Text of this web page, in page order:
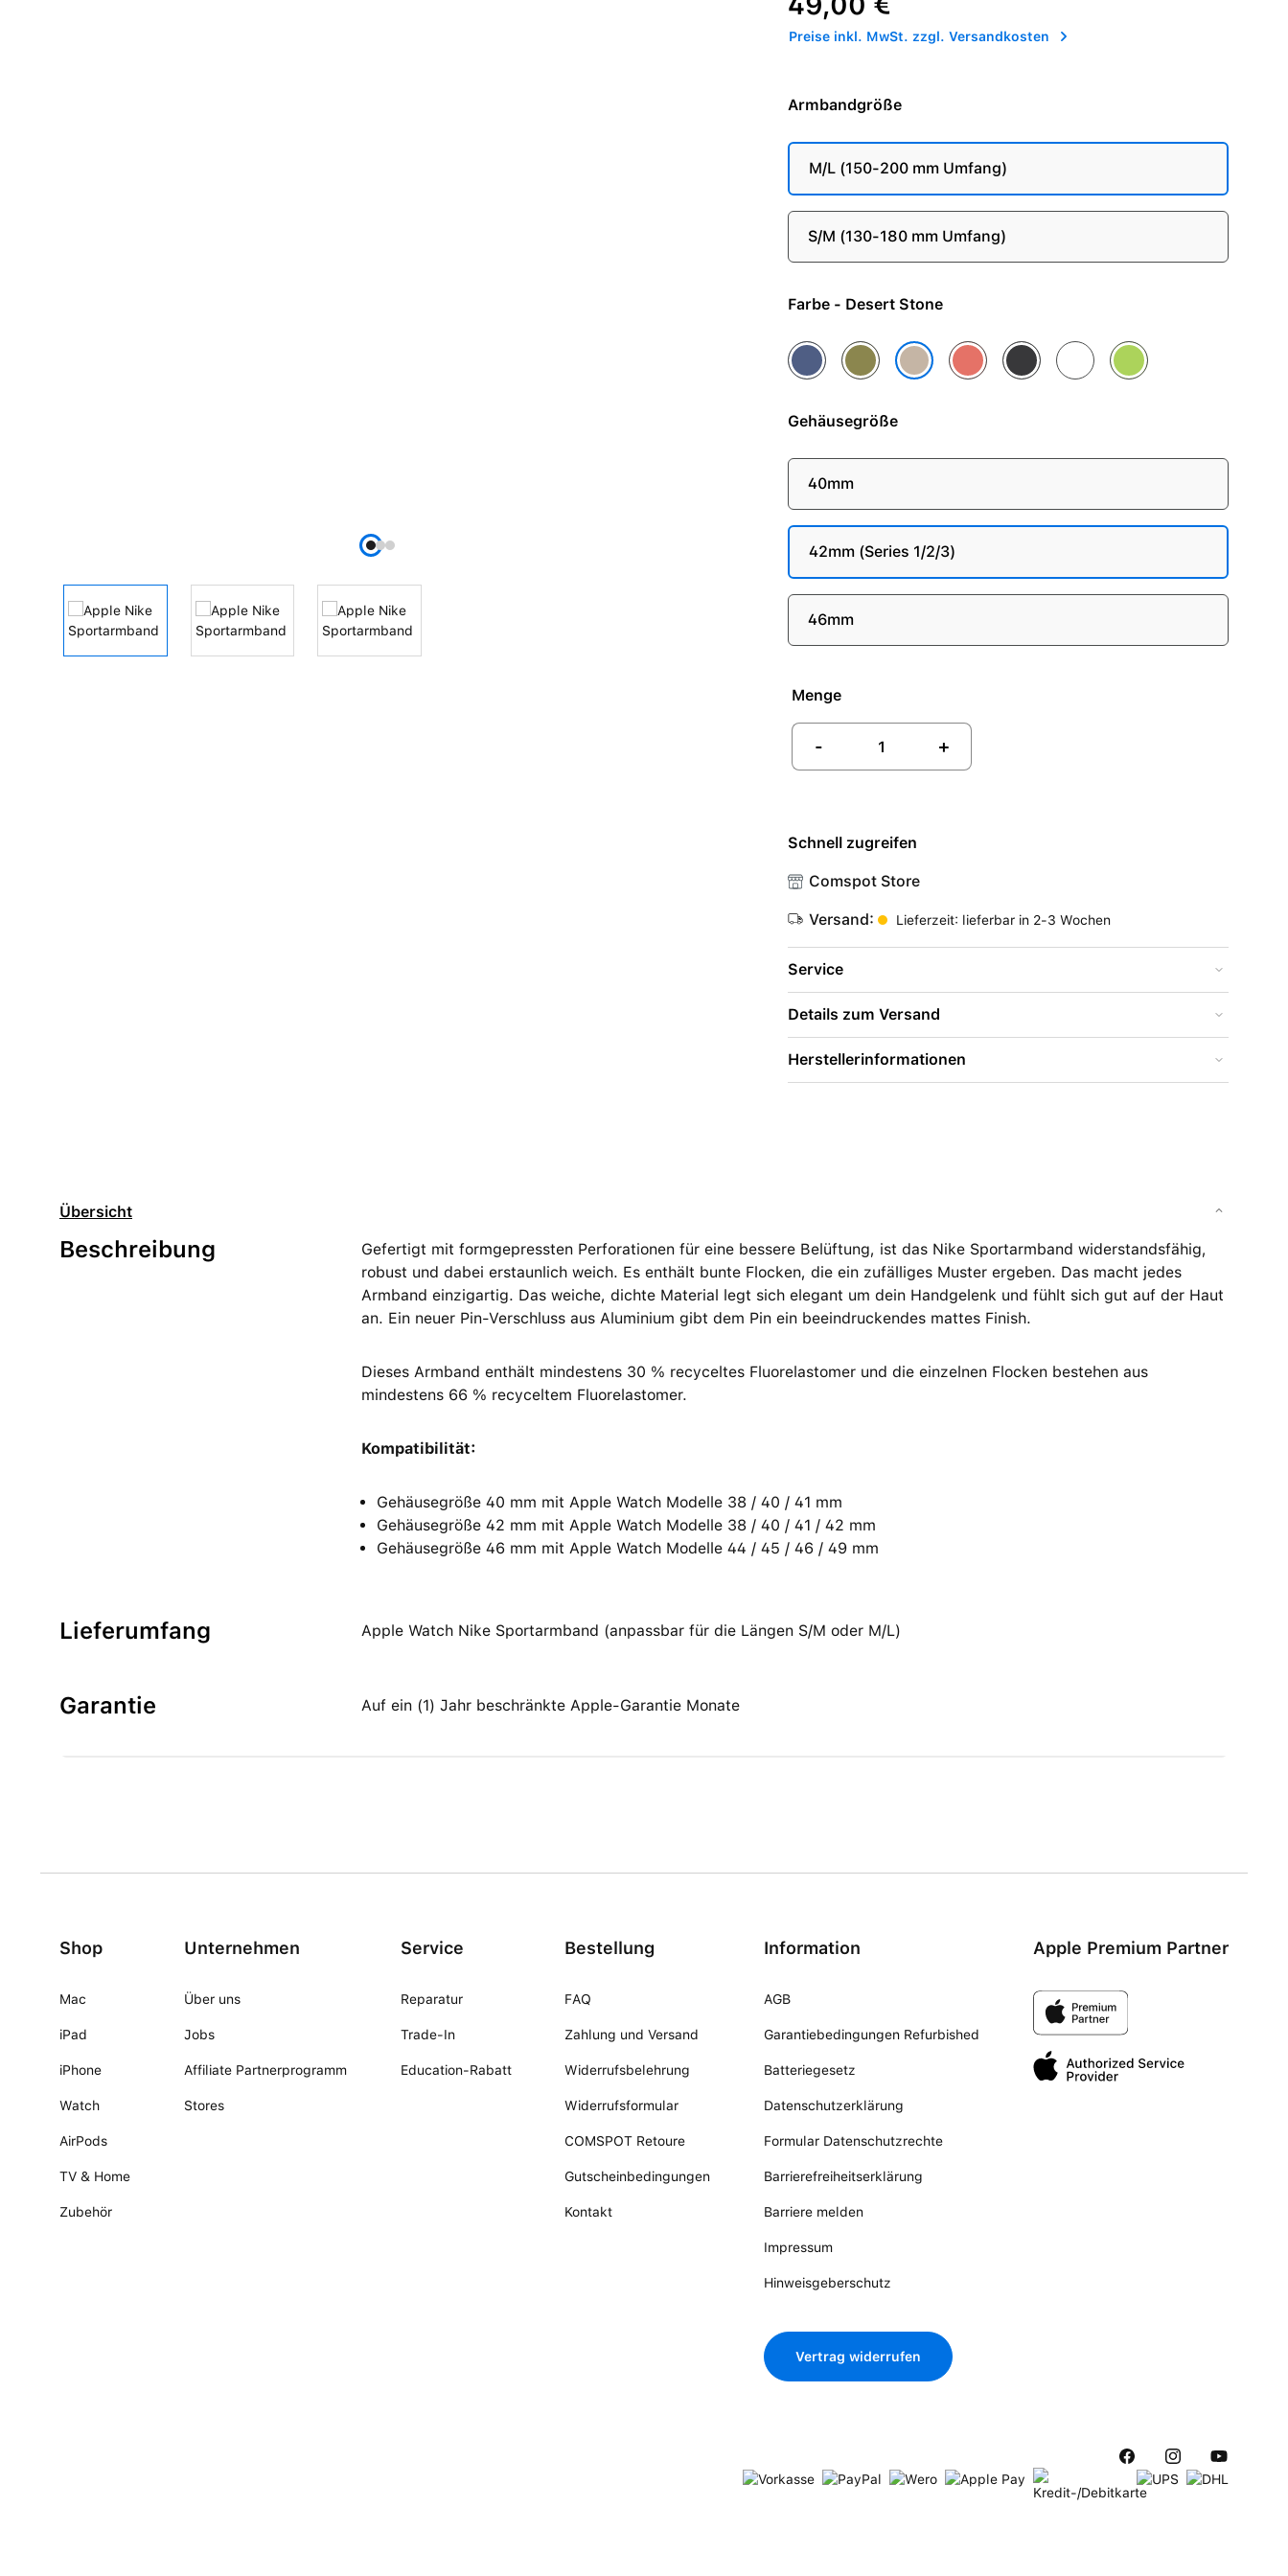
Preise inkl. MwSt. zzgl. Versandkosten
Armbandgröße
M/L (150-200 mm Umfang)
S/M (130-180 mm Umfang)
Farbe - Desert Stone
Blue FlameCargo KhakiDesert StoneMagic EmberMidnight SkyPure Platinum
Volt Splash
Gehäusegröße
40mm
42mm (Series 1/2/3)
46mm
Menge
- +
Schnell zugreifen
Comspot Store
Versand: Lieferzeit: lieferbar in 2-3 Wochen
Service
Details zum Versand
Herstellerinformationen
Übersicht
Beschreibung
Gefertigt mit formgepressten Perforationen für eine bessere Belüftung, ist das Nike Sportarmband widerstandsfähig,
robust und dabei erstaunlich weich. Es enthält bunte Flocken, die ein zufälliges Muster ergeben. Das macht jedes
Armband einzigartig. Das weiche, dichte Material legt sich elegant um dein Handgelenk und fühlt sich gut auf der Haut
an. Ein neuer Pin‑Verschluss aus Aluminium gibt dem Pin ein beeindruckendes mattes Finish.
Dieses Armband enthält mindestens 30 % recyceltes Fluorelastomer und die einzelnen Flocken bestehen aus
mindestens 66 % recyceltem Fluorelastomer.
Kompatibilität:
Gehäusegröße 40 mm mit Apple Watch Modelle 38 / 40 / 41 mm
Gehäusegröße 42 mm mit Apple Watch Modelle 38 / 40 / 41 / 42 mm
Gehäusegröße 46 mm mit Apple Watch Modelle 44 / 45 / 46 / 49 mm
Lieferumfang Apple Watch Nike Sportarmband (anpassbar für die Längen S/M oder M/L)
Garantie Auf ein (1) Jahr beschränkte Apple-Garantie Monate
Shop
Mac
iPad
iPhone
Watch
AirPods
TV & Home
Zubehör
Unternehmen
Über uns
Jobs
Affiliate Partnerprogramm
Stores
Service
Reparatur
Trade-In
Education-Rabatt
Bestellung
FAQ
Zahlung und Versand
Widerrufsbelehrung
Widerrufsformular
COMSPOT Retoure
Gutscheinbedingungen
Kontakt
Information
AGB
Garantiebedingungen Refurbished
Batteriegesetz
Datenschutzerklärung
Formular Datenschutzrechte
Barrierefreiheitserklärung
Barriere melden
Impressum
Hinweisgeberschutz
Vertrag widerrufen
Apple Premium Partner